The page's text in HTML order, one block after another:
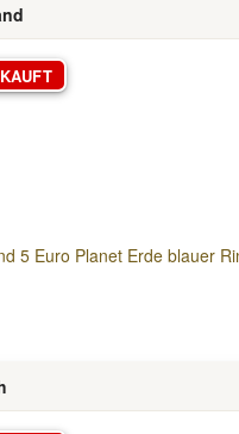
5 Euro Planet Erde blauer